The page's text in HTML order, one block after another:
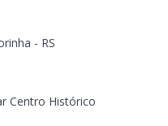
- RS
Centro Histórico